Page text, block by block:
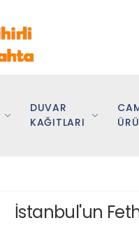
DUVAR
KAĞITLARI
İstanbul'un